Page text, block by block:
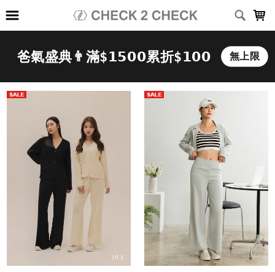
上架時間 銷售件數 銷售價格
樣式尺寸篩選
全部樣式 黑
淺灰
淺卡其
灰綠
淺綠
全部尺寸
L
篩選